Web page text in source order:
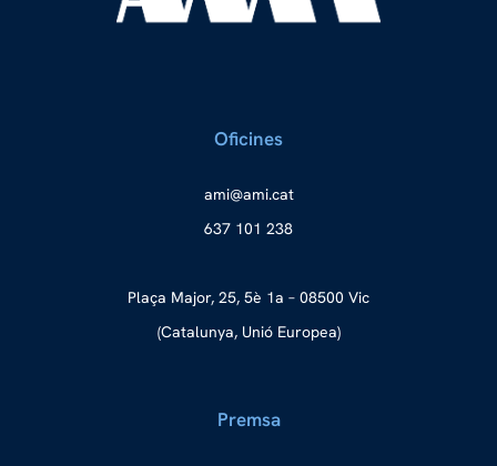
Oficines
tac.i
ma@im
a
637 101 238
Plaça Major, 25, 5è 1a – 08500 Vic
(Catalunya, Unió Europea)
Premsa